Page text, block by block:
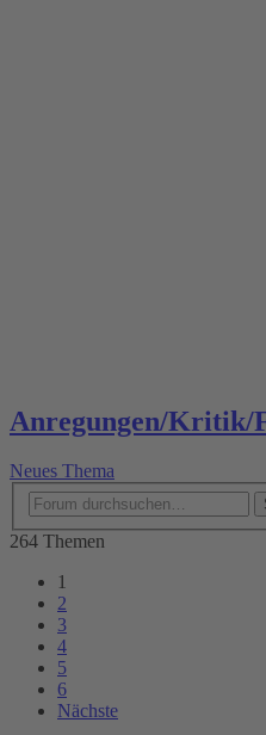
Anregungen/Kritik/
Neues Thema
264 Themen
1
2
3
4
5
6
Nächste